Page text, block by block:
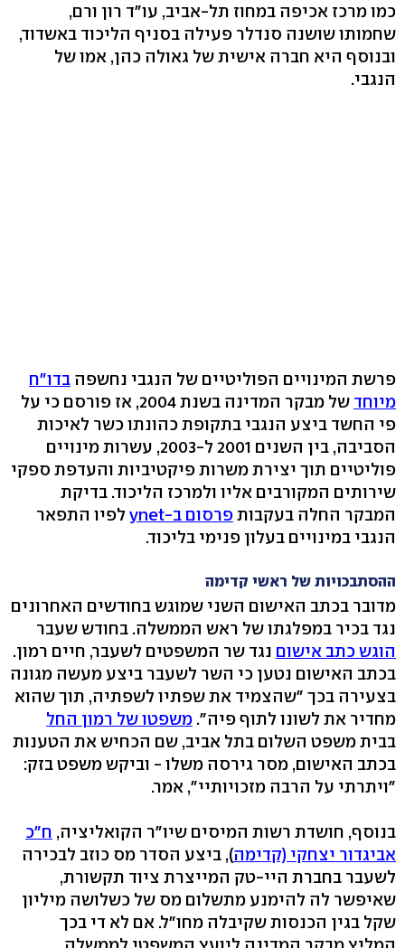
כמו מרכז אכיפה במחוז תל-אביב, עו"ד רון ורם,
שחמותו שושנה סנדלר פעילה בסניף הליכוד באשדוד,
ובנוסף היא חברה אישית של גאולה כהן, אמו של
הנגבי.
פרשת המינויים הפוליטיים של הנגבי נחשפה בדו"ח
מיוחד
של מבקר המדינה בשנת 2004, אז פורסם כי על
פי החשד ביצע הנגבי בתקופת כהונתו כשר לאיכות
הסביבה, בין השנים 2001 ל-2003, עשרות מינויים
פוליטיים תוך יצירת משרות פיקטיביות והעדפת ספקי
שירותים המקורבים אליו ולמרכז הליכוד. בדיקת
המבקר החלה בעקבותפרסום ב-ynet
לפיו התפאר
הנגבי במינויים בעלון פנימי בליכוד.
ההסתבכויות של ראשי קדימה
מדובר בכתב האישום השני שמוגש בחודשים האחרונים
נגד בכיר במפלגתו של ראש הממשלה. בחודש שעבר
הוגש כתב אישום נגד שר המשפטים לשעבר, חיים רמון.
בכתב האישום נטען כי השר לשעבר ביצע מעשה מגונה
בצעירה בכך "שהצמיד את שפתיו לשפתיה, תוך שהוא
מחדיר את לשונו לתוף פיה". משפטו של רמון החל
בבית משפט השלום בתל אביב, שם הכחיש את הטענות
בכתב האישום, מסר גירסה משלו - וביקש משפט בזק:
"ויתרתי על הרבה מזכויותיי", אמר.
בנוסף, חושדת רשות המיסים שיו"ר הקואליציה, ח"כ
אביגדור יצחקי (קדימה), ביצע הסדר מס כוזב לבכירה
לשעבר בחברת היי-טק המייצרת ציוד תקשורת,
שאיפשר לה להימנע מתשלום מס של כשלושה מיליון
שקל בגין הכנסות שקיבלה מחו"ל. אם לא די בכך